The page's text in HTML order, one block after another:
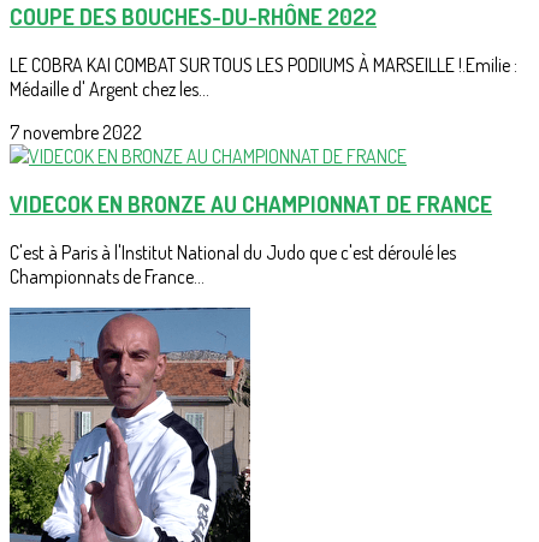
COUPE DES BOUCHES-DU-RHÔNE 2022
LE COBRA KAI COMBAT SUR TOUS LES PODIUMS À MARSEILLE !.Emilie :
Médaille d' Argent chez les...
7 novembre 2022
VIDECOK EN BRONZE AU CHAMPIONNAT DE FRANCE
C'est à Paris à l'Institut National du Judo que c'est déroulé les
Championnats de France...